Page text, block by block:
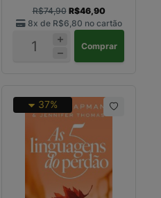
R$74,90 R$46,90
8x de R$6,80 no cartão
Comprar
37%